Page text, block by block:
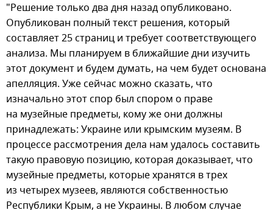
"Решение только два дня назад опубликовано.
Опубликован полный текст решения, который
составляет 25 страниц и требует соответствующего
анализа. Мы планируем в ближайшие дни изучить
этот документ и будем думать, на чем будет основана
апелляция. Уже сейчас можно сказать, что
изначально этот спор был спором о праве
на музейные предметы, кому же они должны
принадлежать: Украине или крымским музеям. В
процессе рассмотрения дела нам удалось составить
такую правовую позицию, которая доказывает, что
музейные предметы, которые хранятся в трех
из четырех музеев, являются собственностью
Республики Крым, а не Украины. В любом случае